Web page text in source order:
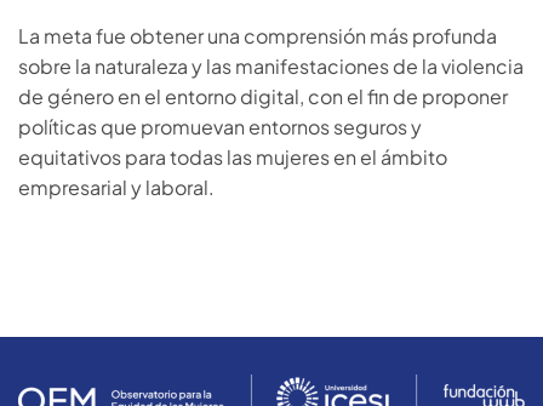
La meta fue obtener una comprensión más profunda
sobre la naturaleza y las manifestaciones de la violencia
de género en el entorno digital, con el fin de proponer
políticas que promuevan entornos seguros y
equitativos para todas las mujeres en el ámbito
empresarial y laboral.